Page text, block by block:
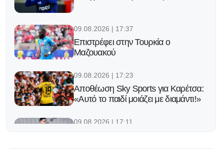
09.08.2026 | 17:37
Επιστρέφει στην Τουρκία ο
Μαζουακού
09.08.2026 | 17:23
Αποθέωση Sky Sports για Καρέτσα:
«Αυτό το παιδί μοιάζει με διαμάντι!»
09.08.2026 | 17:11